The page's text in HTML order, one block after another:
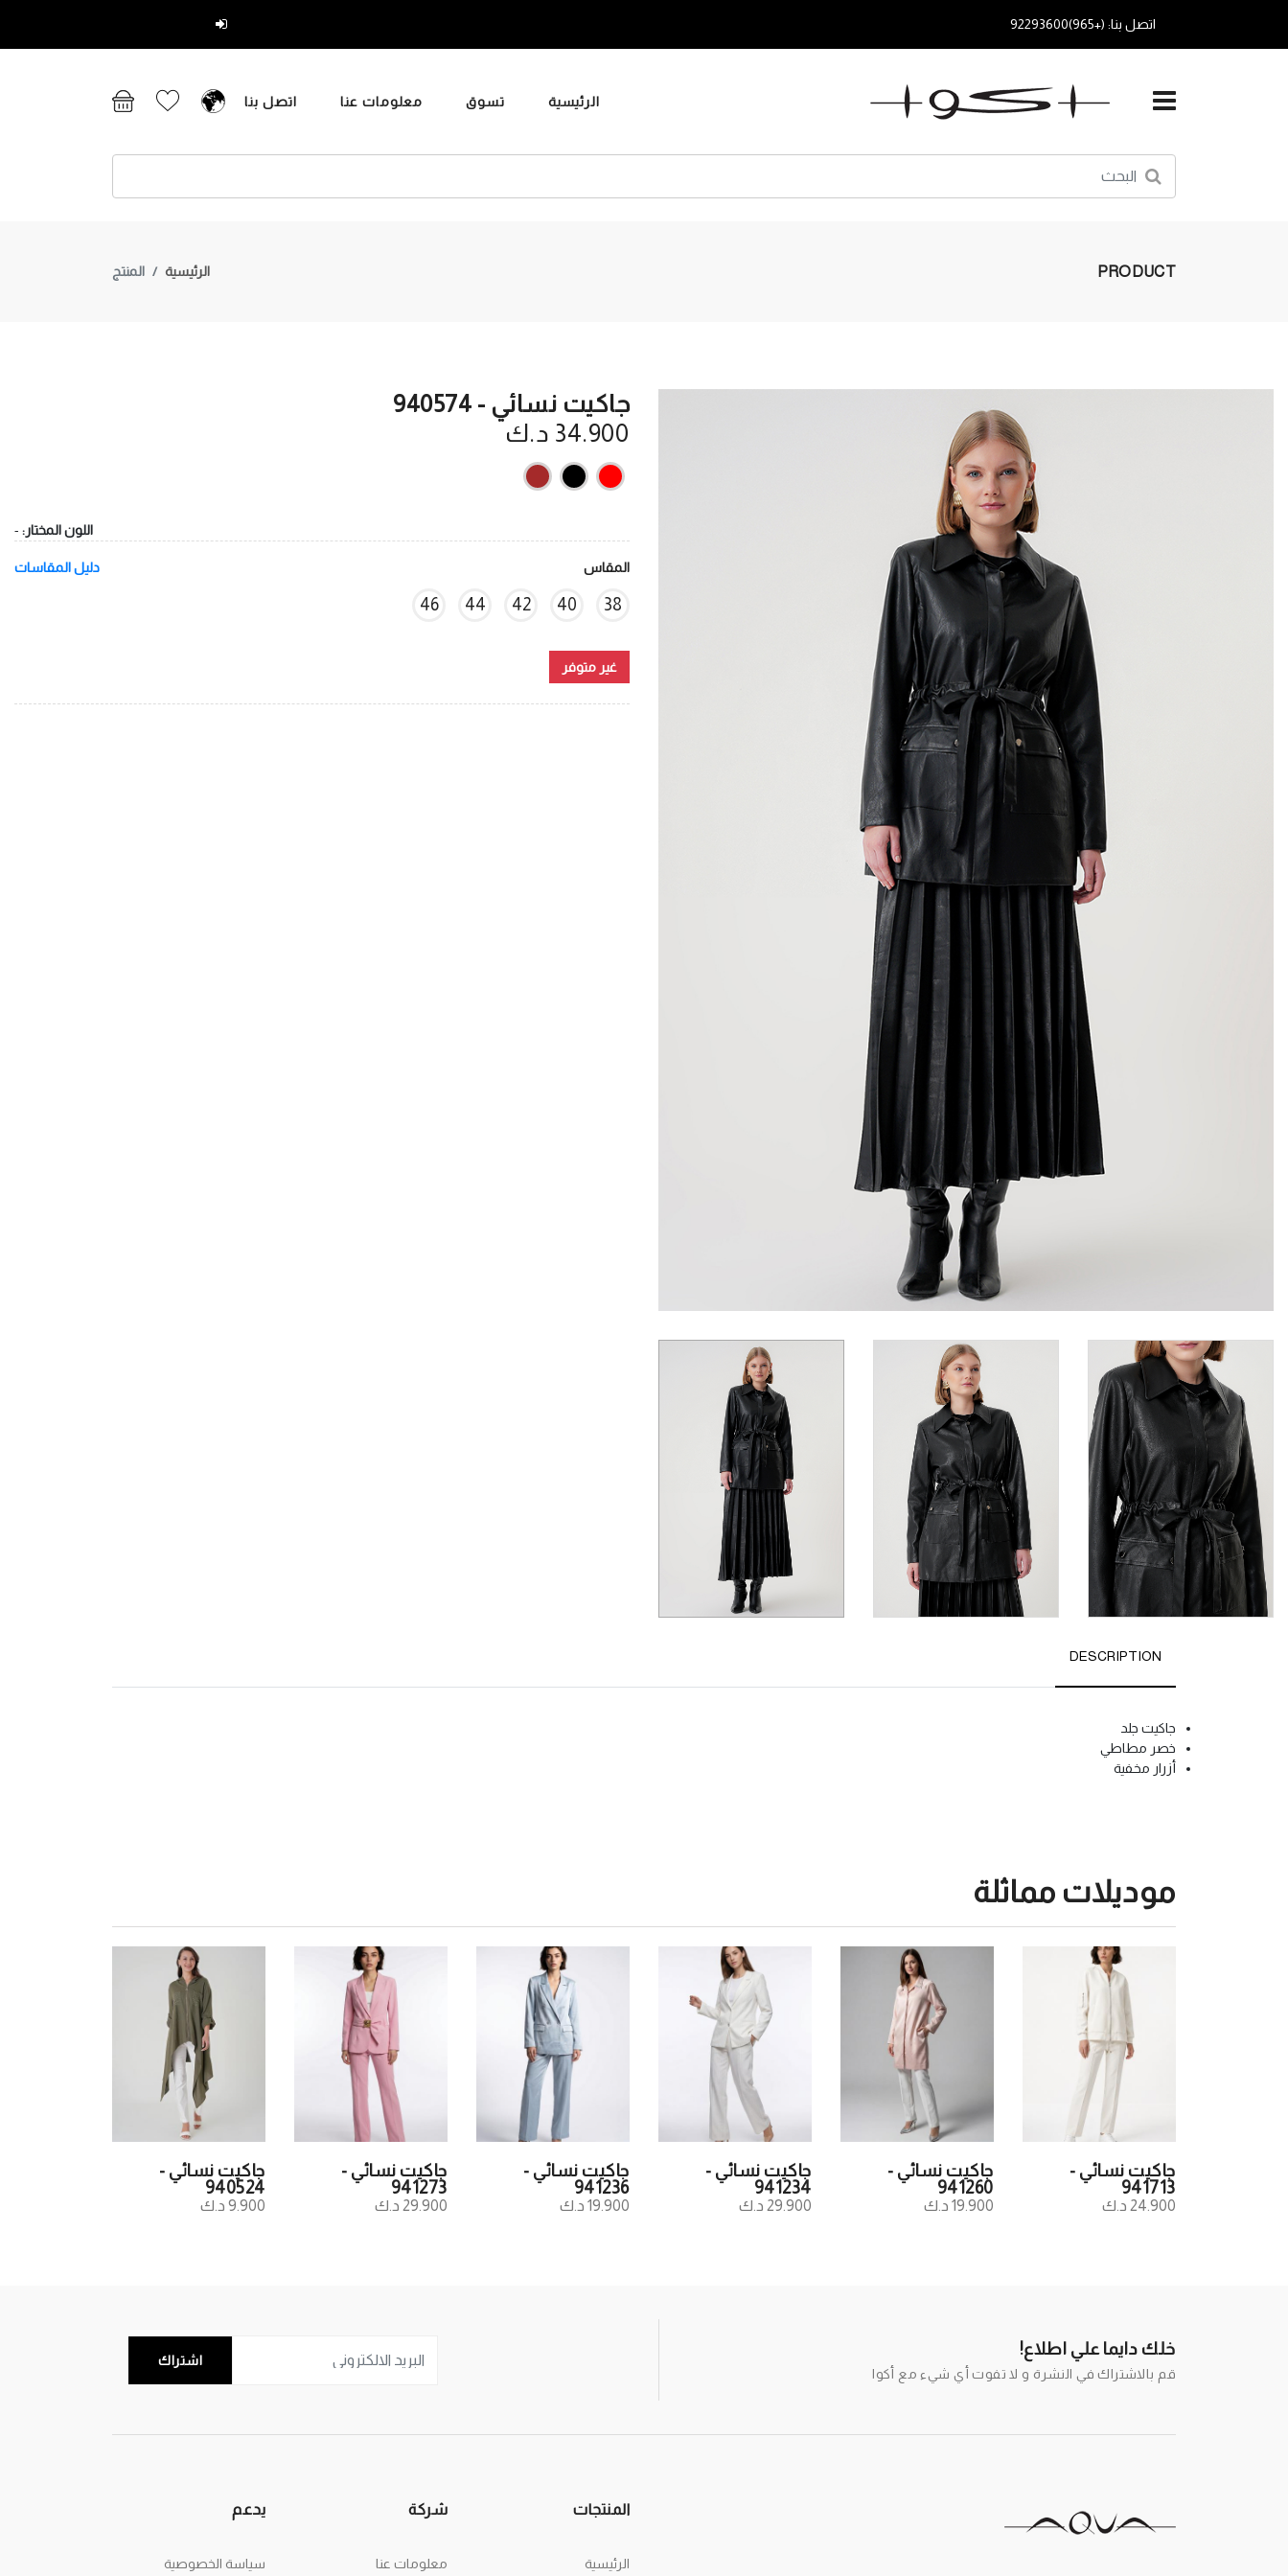
اتصل بنا: (+965)92293600
اتصل بنا معلومات عنا تسوق الرئيسية
PRODUCT الرئيسية المنتج
جاكيت نسائي - 940574
34.900 د.ك
اللون المختار: -
المقاس دليل المقاسات
38
40
42
44
46
غير متوفر
DESCRIPTION
جاكيت جلد
خصر مطاطي
أزرار مخفية
موديلات مماثلة
جاكيت نسائي -
941713
24.900 د.ك
جاكيت نسائي -
941260
19.900 د.ك
جاكيت نسائي -
941234
29.900 د.ك
جاكيت نسائي -
941236
19.900 د.ك
جاكيت نسائي -
941273
29.900 د.ك
جاكيت نسائي -
940524
9.900 د.ك
خلك دايما علي اطلاع!
قم بالاشتراك في النشرة و لا تفوت أي شيء مع أكوا
اشتراك
المنتجات
الرئيسية
شركة
معلومات عنا
يدعم
سياسة الخصوصية